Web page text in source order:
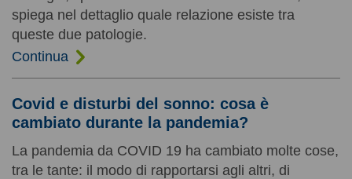
spiega nel dettaglio quale relazione esiste tra
queste due patologie.
Continua
Covid e disturbi del sonno: cosa è
cambiato durante la pandemia?
La pandemia da COVID 19 ha cambiato molte cose,
tra le tante: il modo di rapportarsi agli altri, di